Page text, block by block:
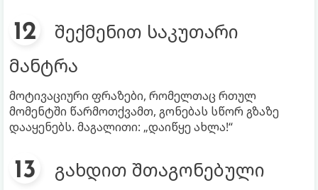
შექმენით საკუთარი
მანტრა
მოტივაციური ფრაზები, რომელთაც რთულ
მომენტში წარმოთქვამთ, გონებას სწორ გზაზე
დააყენებს. მაგალითი: „დაიწყე ახლა!“
გახდით შთაგონებული